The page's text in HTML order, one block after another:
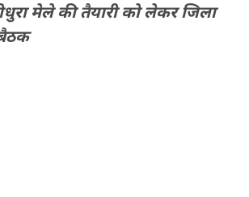
मेले की तैयारी को लेकर जिला